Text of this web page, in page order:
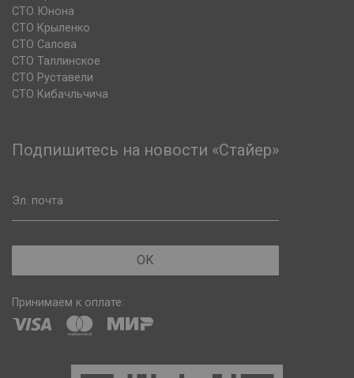
СТО Юнона
СТО Крыленко
СТО Салова
СТО Таллинское
СТО Руставели
СТО Кибачльчича
Подпишитесь на новости «Стайер»
Эл. почта
ОК
Принимаем к оплате: